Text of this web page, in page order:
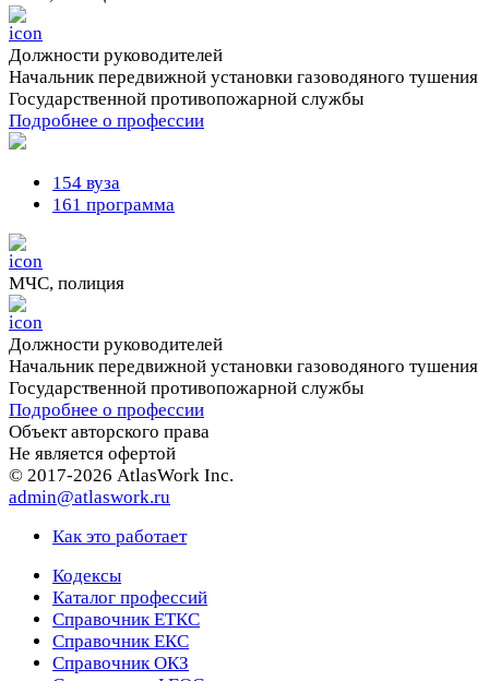
Должности руководителей
Начальник передвижной установки газоводяного тушения
Государственной противопожарной службы
Подробнее о профессии
154 вуза
161 программа
МЧС, полиция
Должности руководителей
Начальник передвижной установки газоводяного тушения
Государственной противопожарной службы
Подробнее о профессии
Объект авторского права
Не является офертой
© 2017-2026 AtlasWork Inc.
admin@atlaswork.ru
Как это работает
Кодексы
Каталог профессий
Справочник ЕТКС
Справочник ЕКС
Справочник ОКЗ